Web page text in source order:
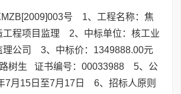
号 1、工程名称：焦
工程项目监理 2、中标单位：核工业
理公司 3、中标价：1349888.00元
树生 证书编号：00033988 5、公
7月15日至7月17日 6、招标人原则